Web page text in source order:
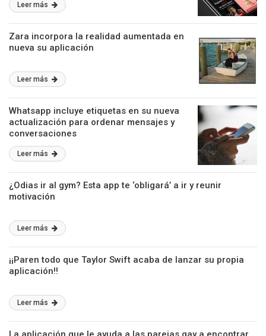
Leer más
Zara incorpora la realidad aumentada en
nueva su aplicación
Leer más
Whatsapp incluye etiquetas en su nueva
actualización para ordenar mensajes y
conversaciones
Leer más
¿Odias ir al gym? Esta app te ‘obligará’ a ir y reunir
motivación
Leer más
¡¡Paren todo que Taylor Swift acaba de lanzar su propia
aplicación!!
Leer más